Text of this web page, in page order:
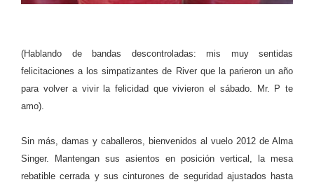
(Hablando de bandas descontroladas: mis muy sentidas
felicitaciones a los simpatizantes de River que la parieron un año
para volver a vivir la felicidad que vivieron el sábado. Mr. P te
amo).
Sin más, damas y caballeros, bienvenidos al vuelo 2012 de Alma
Singer. Mantengan sus asientos en posición vertical, la mesa
rebatible cerrada y sus cinturones de seguridad ajustados hasta